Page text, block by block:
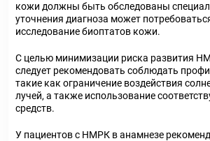
кожи должны быть обследованы
уточнения диагноза может
исследование биоптатов кожи.
С целью минимизации риска развития
следует рекомендовать соблюдать
такие как ограничение воздействия
лучей, а также использование
средств.
У пациентов с НМРК в анамнезе